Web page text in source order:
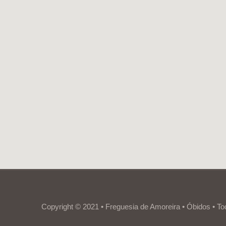
Copyright © 2021 • Freguesia de Amoreira • Óbidos •